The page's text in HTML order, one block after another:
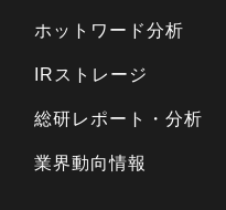
ホットワード分析
IRストレージ
総研レポート・分析
業界動向情報